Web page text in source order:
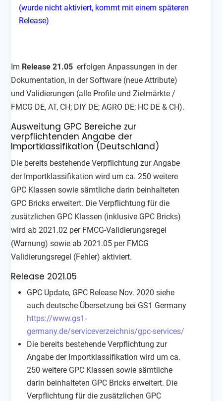
(wurde nicht aktiviert, kommt mit einem späteren
Release)
Im Release 21.05 erfolgen Anpassungen in der
Dokumentation, in der Software (neue Attribute)
und Validierungen (alle Profile und Zielmärkte /
FMCG DE, AT, CH; DIY DE; AGRO DE; HC DE & CH).
Ausweitung GPC Bereiche zur
verpflichtenden Angabe der
Importklassifikation (Deutschland)
Die bereits bestehende Verpflichtung zur Angabe
der Importklassifikation wird um ca. 250 weitere
GPC Klassen sowie sämtliche darin beinhalteten
GPC Bricks erweitert. Die Verpflichtung für die
zusätzlichen GPC Klassen (inklusive GPC Bricks)
wird ab 2021.02 per FMCG-Validierungsregel
(Warnung) sowie ab 2021.05 per FMCG
Validierungsregel (Fehler) aktiviert.
Release 2021.05
GPC Update, GPC Release Nov. 2020 siehe
auch deutsche Übersetzung bei GS1 Germany
https://www.gs1-
germany.de/serviceverzeichnis/gpc-services/
Die bereits bestehende Verpflichtung zur
Angabe der Importklassifikation wird um ca.
250 weitere GPC Klassen sowie sämtliche
darin beinhalteten GPC Bricks erweitert. Die
Verpflichtung für die zusätzlichen GPC